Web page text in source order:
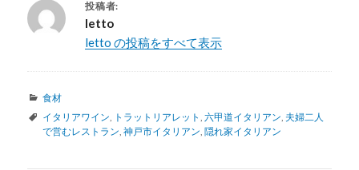
投稿者:
letto
letto の投稿をすべて表示
カ
テ
ゴ
リ
食材
タ
グ
イタリアワイン トラットリアレット ,六甲道イタリアン 夫婦二人
で営むレストラン ,神戸市イタリアン ,隠れ家イタリアン